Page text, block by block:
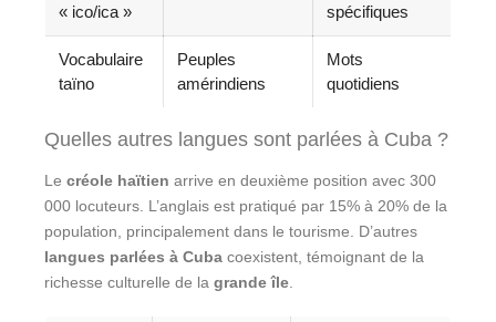
« ico/ica »
spécifiques
Vocabulaire
taïno
Peuples
amérindiens
Mots
quotidiens
Quelles autres langues sont parlées à Cuba ?
Le créole haïtien arrive en deuxième position avec 300
000 locuteurs. L’anglais est pratiqué par 15% à 20% de la
population, principalement dans le tourisme. D’autres
langues parlées à Cuba coexistent, témoignant de la
richesse culturelle de la grande île